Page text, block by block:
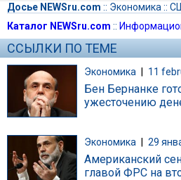
Досье NEWSru.com :: Экономика ::
Каталог NEWSru.com ::
ССЫЛКИ ПО ТЕМЕ
Экономика | 11
Бен Бернанке
ужесточению
Экономика 29
Американский
главой ФРС на